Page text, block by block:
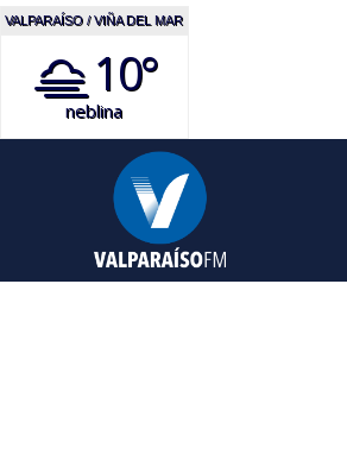
VALPARAÍSO / VIÑA DEL MAR
10°
neblina